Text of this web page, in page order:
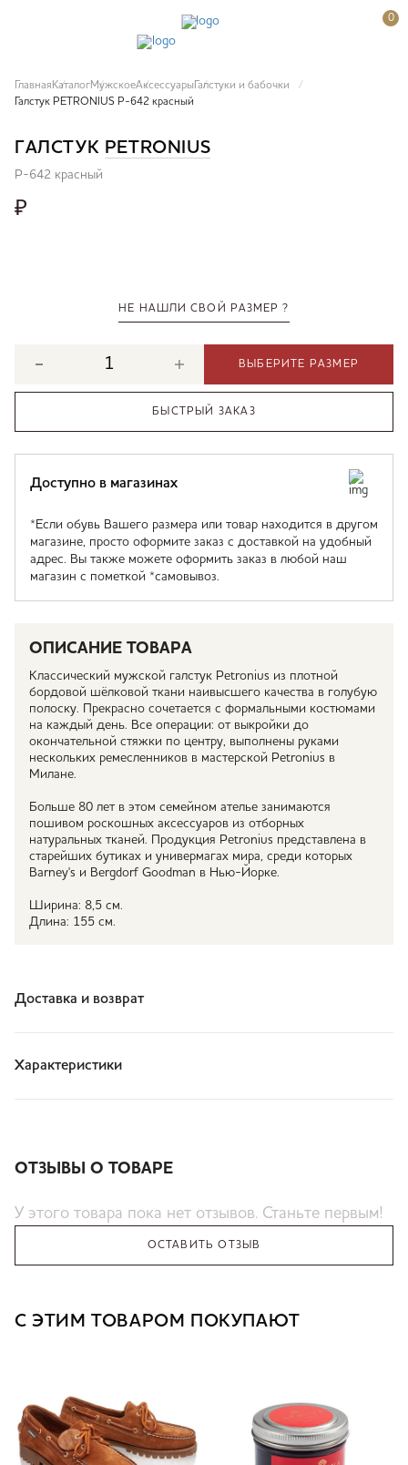
0
Главная КаталогМужскоеАксессуары Галстуки и бабочки
Галстук PETRONIUS P-642 красный
ГАЛСТУК PETRONIUS
P-642 красный
₽
НЕ НАШЛИ СВОЙ РАЗМЕР ?
ВЫБЕРИТЕ РАЗМЕР
БЫСТРЫЙ ЗАКАЗ
Доступно в магазинах
*Если обувь Вашего размера или товар находится в другом
магазине, просто оформите заказ с доставкой на удобный
адрес. Вы также можете оформить заказ в любой наш
магазин с пометкой *самовывоз.
ОПИСАНИЕ ТОВАРА
Классический мужской галстук Petronius из плотной
бордовой шёлковой ткани наивысшего качества в голубую
полоску. Прекрасно сочетается с формальными костюмами
на каждый день. Все операции: от выкройки до
окончательной стяжки по центру, выполнены руками
нескольких ремесленников в мастерской Petronius в
Милане.
Больше 80 лет в этом семейном ателье занимаются
пошивом роскошных аксессуаров из отборных
натуральных тканей. Продукция Petronius представлена в
старейших бутиках и универмагах мира, среди которых
Barney's и Bergdorf Goodman в Нью-Йорке.
Ширина: 8,5 см.
Длина: 155 см.
Доставка и возврат
Характеристики
ОТЗЫВЫ О ТОВАРЕ
У этого товара пока нет отзывов. Станьте первым!
ОСТАВИТЬ ОТЗЫВ
С ЭТИМ ТОВАРОМ ПОКУПАЮТ